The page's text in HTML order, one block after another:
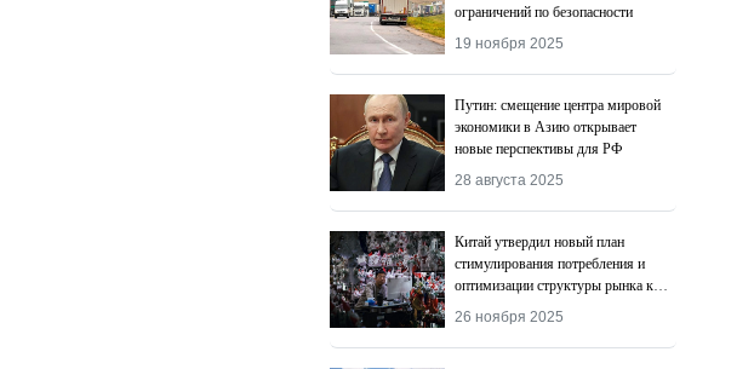
ограничений по безопасности
19 ноября 2025
Путин: смещение центра мировой
экономики в Азию открывает
новые перспективы для РФ
28 августа 2025
Китай утвердил новый план
стимулирования потребления и
оптимизации структуры рынка к
2027 году
26 ноября 2025